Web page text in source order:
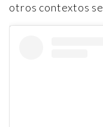
otros contextos